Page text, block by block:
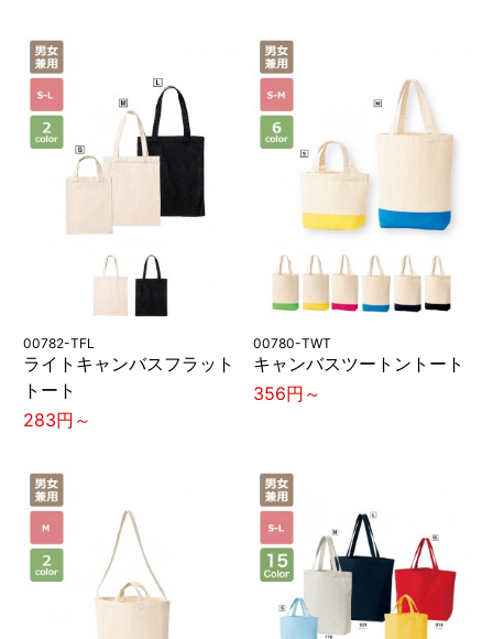
00782-TFL
ライトキャンバスフラット
トート
283円～
00780-TWT
キャンバスツートントート
356円～